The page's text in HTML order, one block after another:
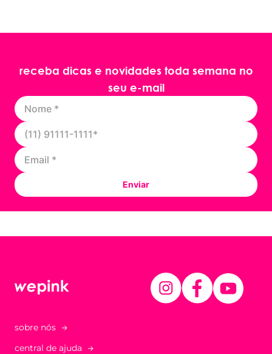
receba dicas e novidades toda semana no
seu e-mail
Enviar
sobre nós
central de ajuda